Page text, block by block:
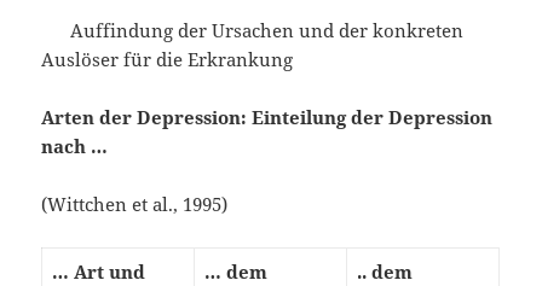
Auffindung der Ursachen und der konkreten
Auslöser für die Erkrankung
Arten der Depression: Einteilung der Depression
nach …
(Wittchen et al., 1995)
… Art und
… dem
.. dem